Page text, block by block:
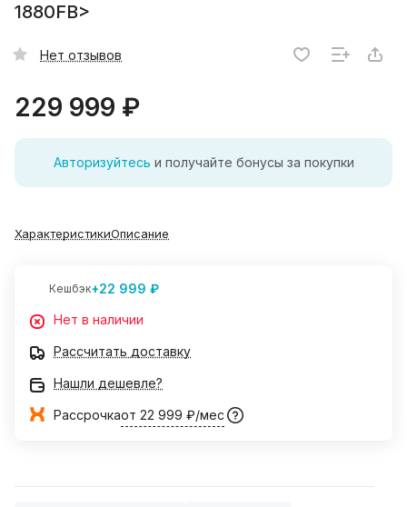
1880FB>
Нет отзывов
229 999 ₽
Авторизуйтесь и получайте бонусы за покупки
ХарактеристикиОписание
Кешбэк+22 999 ₽
Нет в наличии
Рассчитать доставку
Нашли дешевле?
Рассрочкаот 22 999 ₽/мес